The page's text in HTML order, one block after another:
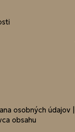
osobných údajov|
obsahu